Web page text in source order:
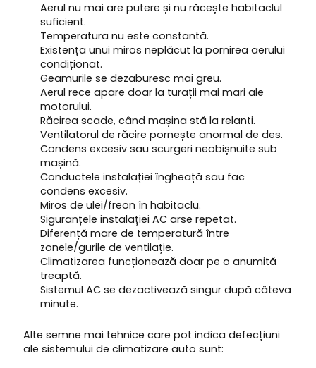
Aerul nu mai are putere și nu răcește habitaclul
suficient.
Temperatura nu este constantă.
Existența unui miros neplăcut la pornirea aerului
condiționat.
Geamurile se dezaburesc mai greu.
Aerul rece apare doar la turații mai mari ale
motorului.
Răcirea scade, când mașina stă la relanti.
Ventilatorul de răcire pornește anormal de des.
Condens excesiv sau scurgeri neobișnuite sub
mașină.
Conductele instalației îngheață sau fac
condens excesiv.
Miros de ulei/freon în habitaclu.
Siguranțele instalației AC arse repetat.
Diferență mare de temperatură între
zonele/gurile de ventilație.
Climatizarea funcționează doar pe o anumită
treaptă.
Sistemul AC se dezactivează singur după câteva
minute.
Alte semne mai tehnice care pot indica defecțiuni
ale sistemului de climatizare auto sunt: